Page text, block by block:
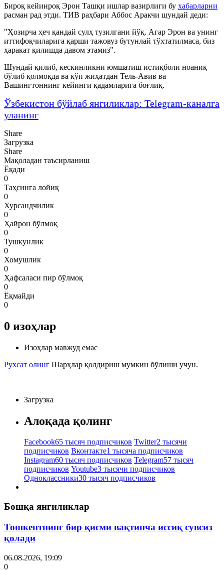
Бироқ кейинроқ Эрон Ташқи ишлар вазирлиги бу хабарларни
расман рад этди. ТИВ раҳбари Аббос Аракчи шундай деди:
"Ҳозирча ҳеч қандай сулҳ тузилгани йўқ. Агар Эрон ва унинг
иттифоқчиларига қарши тажовуз бутунлай тўхтатилмаса, биз
ҳаракат қилишда давом этамиз".
Шундай қилиб, кескинликни юмшатиш истиқболи ноаниқ
бўлиб қолмоқда ва кўп жиҳатдан Тель-Авив ва
Вашингтоннинг кейинги қадамларига боғлиқ.
Ўзбекистон бўйлаб янгиликлар: Telegram-каналга
уланинг
Share
Загрузка
Share
Мақоладан таъсирланиш
Ёқади
0
Таҳсинга лойиқ
0
Хурсандчилик
0
Ҳайрон бўлмоқ
0
Тушкунлик
0
Хомушлик
0
Ҳафсаласи пир бўлмоқ
0
Ёқмайди
0
0 изоҳлар
Изоҳлар мавжуд емас
Рухсат олинг Шарҳлар қолдириш мумкин бўлиши учун.
Загрузка
Алоқада қолинг
Facebook65 тысяч подписчиков Twitter2 тысячи
подписчиков Вконтакте1 тысяча подписчиков
Instagram60 тысяч подписчиков Telegram57 тысяч
подписчиков Youtube3 тысячи подписчиков
Одноклассники30 тысяч подписчиков
Бошқа янгиликлар
Тошкентнинг бир қисми вақтинча иссиқ сувсиз
қолади
06.08.2026, 19:09
0